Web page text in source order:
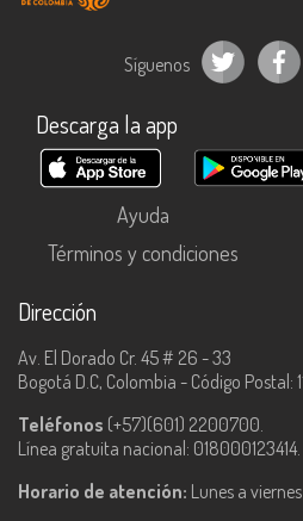
Síguenos
Descarga la app
Ayuda
Términos y condiciones
Dirección
Av. El Dorado Cr. 45 # 26 - 33
Bogotá D.C, Colombia - Código Postal:
Teléfonos (+57)(601) 2200700.
Línea gratuita nacional: 018000123414.
Horario de atención: Lunes a